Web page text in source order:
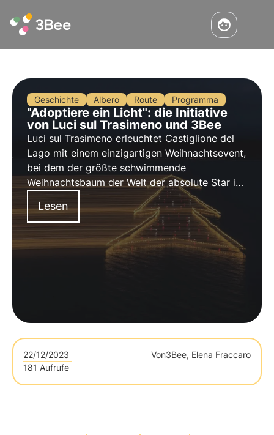
Geschichte Albero Route Programma
"Adoptiere ein Licht": die Initiative
von Luci sul Trasimeno und 3Bee
Luci sul Trasimeno erleuchtet Castiglione del
Lago mit einem einzigartigen Weihnachtsevent,
bei dem der größte schwimmende
Weihnachtsbaum der Welt der absolute Star ist.
Entdecken Sie die Ausgabe 2023 und die
Initiative "Adoptiere ein Licht" in
Zusammenarbeit mit 3Bee.
Lesen
22/12/2023 Von3Bee, Elena Fraccaro
181 Aufrufe